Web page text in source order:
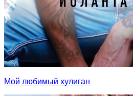
Мой любимый хулиган